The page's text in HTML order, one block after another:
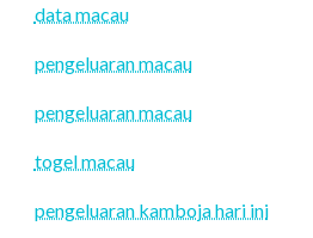
data macau
pengeluaran macau
pengeluaran macau
togel macau
pengeluaran kamboja hari ini